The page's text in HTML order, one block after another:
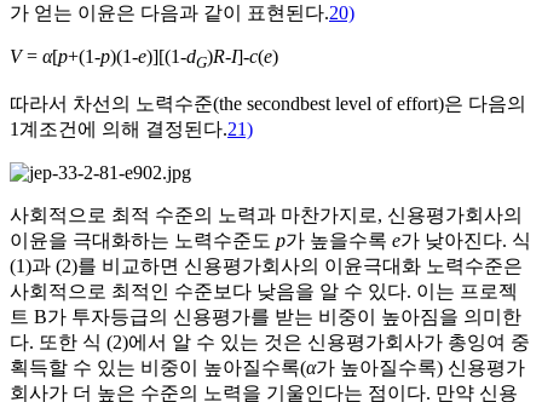
가 얻는 이윤은 다음과 같이 표현된다.20)
V= α[p+(1-p)(1-e)][(1-dG)R-I]-c(e)
따라서 차선의 노력수준(the secondbest level of effort)은 다음의
1계조건에 의해 결정된다.21)
사회적으로 최적 수준의 노력과 마찬가지로, 신용평가회사의
이윤을 극대화하는 노력수준도 p가 높을수록 e가 낮아진다. 식
(1)과 (2)를 비교하면 신용평가회사의 이윤극대화 노력수준은
사회적으로 최적인 수준보다 낮음을 알 수 있다. 이는 프로젝
트 B가 투자등급의 신용평가를 받는 비중이 높아짐을 의미한
다. 또한 식 (2)에서 알 수 있는 것은 신용평가회사가 총잉여 중
획득할 수 있는 비중이 높아질수록(α가 높아질수록) 신용평가
회사가 더 높은 수준의 노력을 기울인다는 점이다. 만약 신용